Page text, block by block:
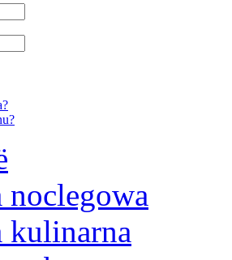
noclegowa
kulinarna